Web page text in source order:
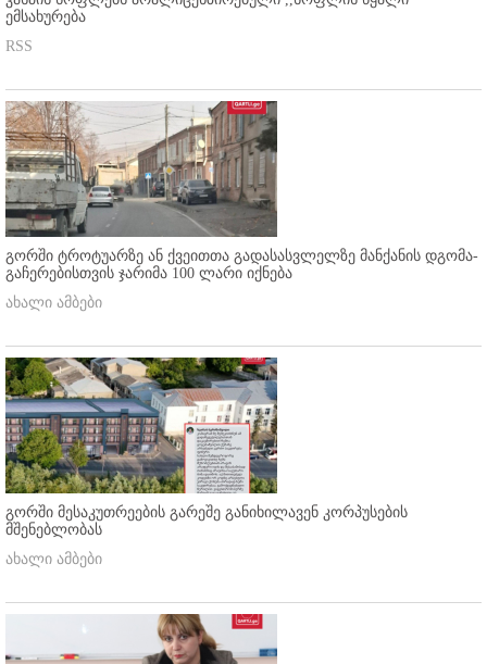
ემსახურება
RSS
გორში ტროტუარზე ან ქვეითთა გადასასვლელზე მანქანის დგომა-
გაჩერებისთვის ჯარიმა 100 ლარი იქნება
ახალი ამბები
გორში მესაკუთრეების გარეშე განიხილავენ კორპუსების
მშენებლობას
ახალი ამბები